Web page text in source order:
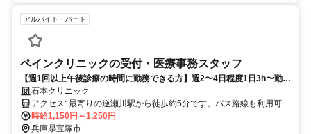
アルバイト・パート
ペインクリニックの受付・医療事務スタッフ
【週1回以上午後診療の時間に勤務できる方】週2〜4日程度1日3h〜勤務
OK｜子育てとの両立OK｜扶養内勤務OK
石本クリニック
アクセス: 最寄りの逆瀬川駅から徒歩約5分です。バス路線も利用可能
で、逆瀬川駅停留所からは徒歩5分でアクセスできます。通勤に便利
な立地ですので、ぜひご応募ください。
時給1,150円～1,250円
兵庫県宝塚市